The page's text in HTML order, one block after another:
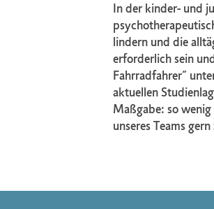
In der kinder- und
lindern und die
erforderlich sein
Fahrradfahrer“
aktuellen
Maßgabe: so
unseres Teams